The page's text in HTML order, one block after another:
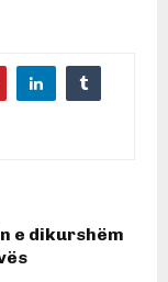
e dikurshëm